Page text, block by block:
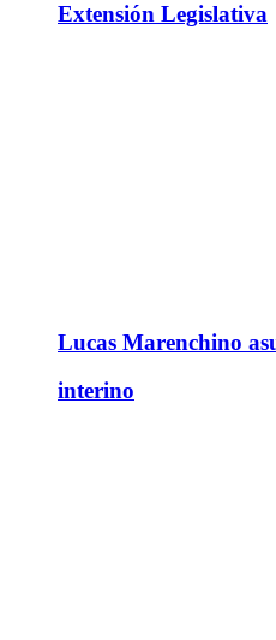
Extensión Legislativa
Lucas Marenchino
interino